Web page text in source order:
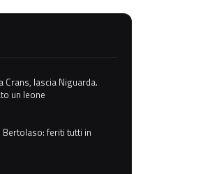
Crans, lascia Niguarda.
un leone
Bertolaso: feriti tutti in